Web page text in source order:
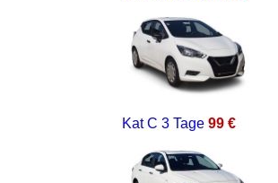
Kat C 3 Tage 99 €